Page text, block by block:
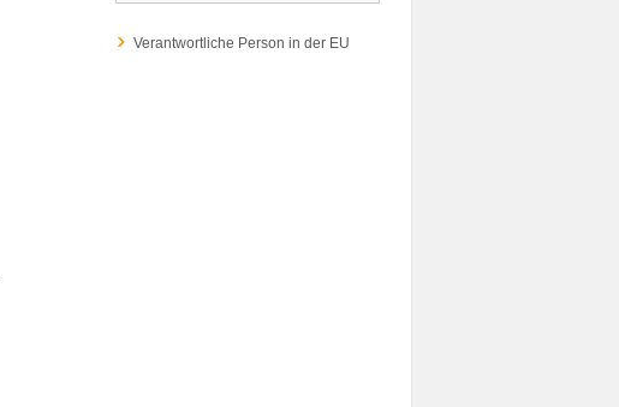
Verantwortliche Person in der EU